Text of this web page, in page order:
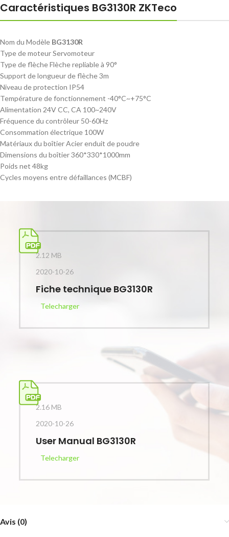
Caractéristiques BG3130R ZKTeco
Nom du Modèle BG3130R
Type de moteur Servomoteur
Type de flèche Flèche repliable à 90°
Support de longueur de flèche 3m
Niveau de protection IP54
Température de fonctionnement -40°C~+75°C
Alimentation 24V CC, CA 100~240V
Fréquence du contrôleur 50-60Hz
Consommation électrique 100W
Matériaux du boîtier Acier enduit de poudre
Dimensions du boîtier 360*330*1000mm
Poids net 48kg
Cycles moyens entre défaillances (MCBF)
2.12 MB
2020-10-26
Fiche technique BG3130R
Telecharger
2.16 MB
2020-10-26
User Manual BG3130R
Telecharger
Avis (0)